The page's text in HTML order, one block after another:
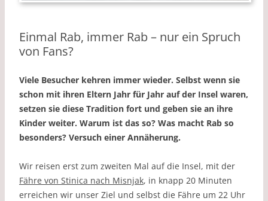
Einmal Rab, immer Rab – nur ein Spruch
von Fans?
Viele Besucher kehren immer wieder. Selbst wenn sie
schon mit ihren Eltern Jahr für Jahr auf der Insel waren,
setzen sie diese Tradition fort und geben sie an ihre
Kinder weiter. Warum ist das so? Was macht Rab so
besonders? Versuch einer Annäherung.
Wir reisen erst zum zweiten Mal auf die Insel, mit der
Fähre von Stinica nach Misnjak, in knapp 20 Minuten
erreichen wir unser Ziel und selbst die Fähre um 22 Uhr